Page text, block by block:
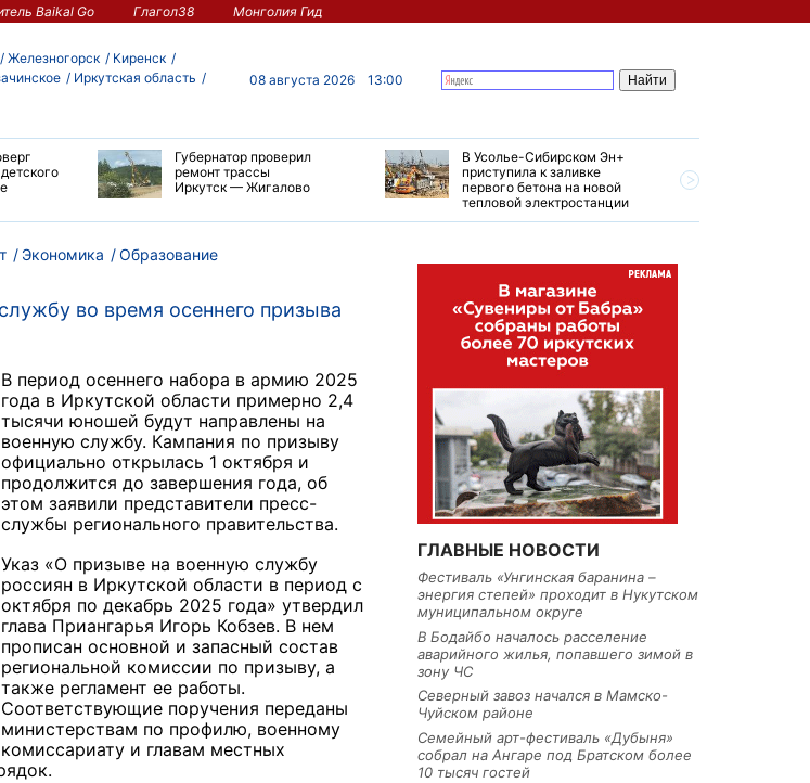
Baikal Go Глагол38 Монголия Гид
Железногорск
Киренск
Иркутская область
08 августа 2026 13:00
Губернатор проверил
ремонт трассы
Иркутск — Жигалово
В Усолье-Сибирском Эн+
приступила к заливке
первого бетона на новой
тепловой электростанции
Экономика Образование
во время осеннего призыва
В период осеннего набора в армию 2025
года в Иркутской области примерно 2,4
тысячи юношей будут направлены на
военную службу. Кампания по призыву
официально открылась 1 октября и
продолжится до завершения года, об
этом заявили представители пресс-
службы регионального правительства.
Указ «О призыве на военную службу
россиян в Иркутской области в период с
октября по декабрь 2025 года» утвердил
глава Приангарья Игорь Кобзев. В нем
прописан основной и запасный состав
региональной комиссии по призыву, а
также регламент ее работы.
Соответствующие поручения переданы
министерствам по профилю, военному
комиссариату и главам местных
ГЛАВНЫЕ НОВОСТИ
Фестиваль «Унгинская баранина –
энергия степей» проходит в Нукутском
муниципальном округе
В Бодайбо началось расселение
аварийного жилья, попавшего зимой в
зону ЧС
Северный завоз начался в Мамско-
Чуйском районе
Семейный арт-фестиваль «Дубыня»
собрал на Ангаре под Братском более
10 тысяч гостей